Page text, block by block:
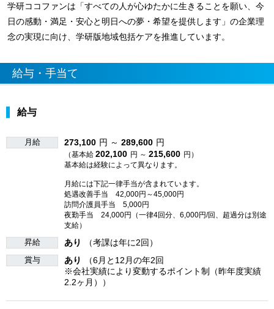
学研ココファンは「すべての人が心ゆたかに生きることを願い、今
日の感動・満足・安心と明日への夢・希望を提供します」の企業理
念の実現に向け、学研版地域包括ケアを推進しています。
給与・手当て
給与
月給 273,100 円 ～ 289,600 円
（基本給 202,100 円 ～ 215,600 円）
基本給は経験によって異なります。
月給には下記一律手当が含まれています。
処遇改善手当 42,000円～45,000円
訪問介護員手当 5,000円
夜勤手当 24,000円（一律4回分、6,000円/回、超過分は別途
支給）
昇給 あり （考課は年に2回）
賞与 あり
（6月と12月の年2回
※会社実績により変動するポイント制（昨年度実績
2.2ヶ月））